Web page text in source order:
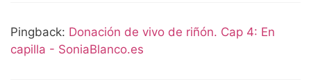
Pingback: Donación de vivo de riñón. Cap 4: En
capilla - SoniaBlanco.es